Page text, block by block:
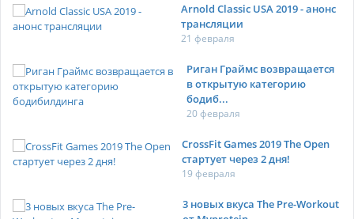
Arnold Classic USA 2019 - анонс
трансляции
21 февраля
Риган Граймс возвращается
в открытую категорию
бодиб...
20 февраля
CrossFit Games 2019 The Open
стартует через 2 дня!
19 февраля
3 новых вкуса The Pre-Workout